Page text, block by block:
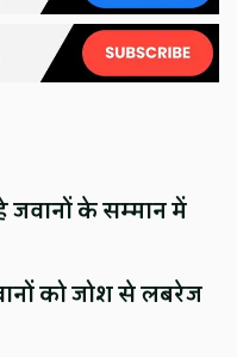
जवानों के सम्मान में
को जोश से लबरेज